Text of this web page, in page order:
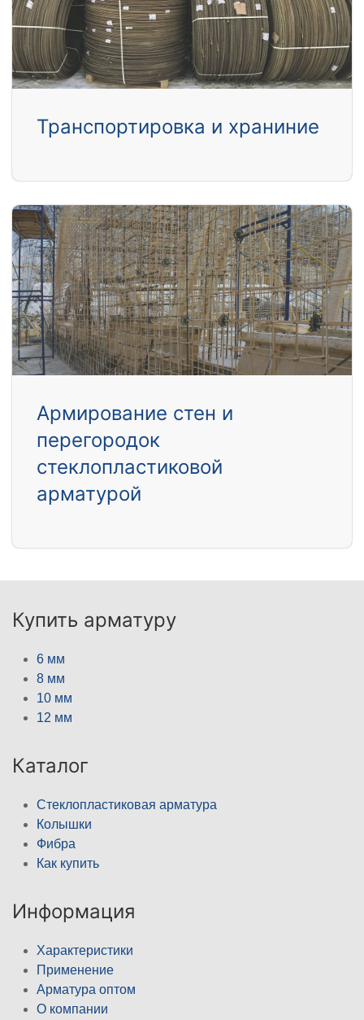
Транспортировка и храниние
Армирование стен и
перегородок
стеклопластиковой
арматурой
Купить арматуру
6 мм
8 мм
10 мм
12 мм
Каталог
Стеклопластиковая арматура
Колышки
Фибра
Как купить
Информация
Характеристики
Применение
Арматура оптом
О компании